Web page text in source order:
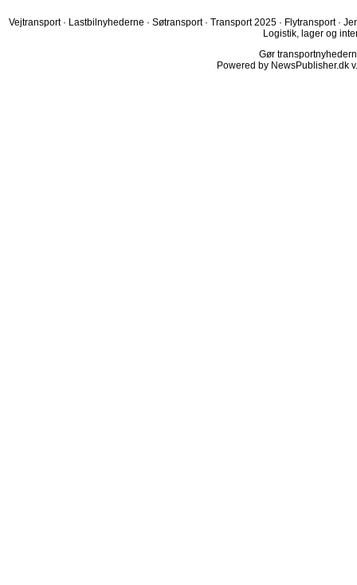
Vejtransport · Lastbilnyhederne · Søtransport · Transport 2025 · Flytransport ·
Logistik, lager og
Gør
Powered by NewsPublisher.dk